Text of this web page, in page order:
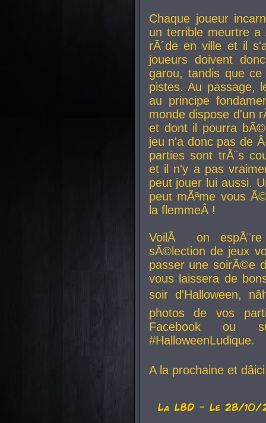
Chaque joueur
un terrible meurtre
rÃ´de en ville et il
joueurs doivent
garou, tandis que
pistes. Au passage,
au principe
monde dispose d'un
et dont il pourra
jeu n'a donc pas de
parties sont trÃ¨s
et il n'y a pas
peut jouer lui aussi.
peut mÃªme vous
la flemmeÂ !
VoilÃ on
sÃ©lection de jeux
passer une soirÃ©e
vous laissera de
soir d'Halloween,
photos de vos
Facebook ou
#HalloweenLudique.
A la prochaine et
La LBD - Le 28/10/